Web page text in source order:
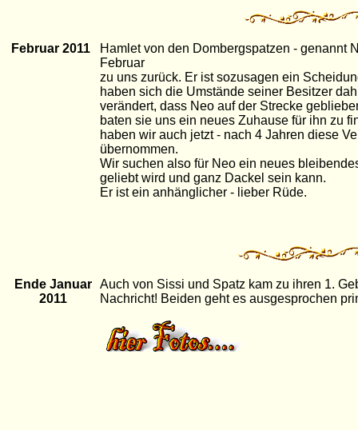
Februar 2011
Hamlet von den Dombergspatzen - genannt
Februar
zu uns zurück. Er ist sozusagen ein
haben sich die Umstände seiner Besitzer
verändert, dass Neo auf der Strecke
baten sie uns ein neues Zuhause für ihn zu
haben wir auch jetzt - nach 4 Jahren diese
übernommen.
Wir suchen also für Neo ein neues
geliebt wird und ganz Dackel sein kann.
Er ist ein anhänglicher - lieber Rüde.
Ende Januar
2011
Auch von Sissi und Spatz kam zu ihren 1.
Nachricht! Beiden geht es ausgesprochen